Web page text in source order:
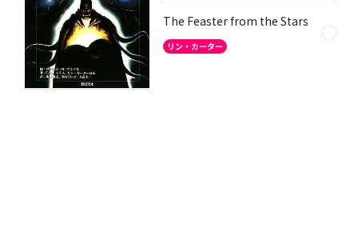
The Feaster from the Stars
リン・カーター